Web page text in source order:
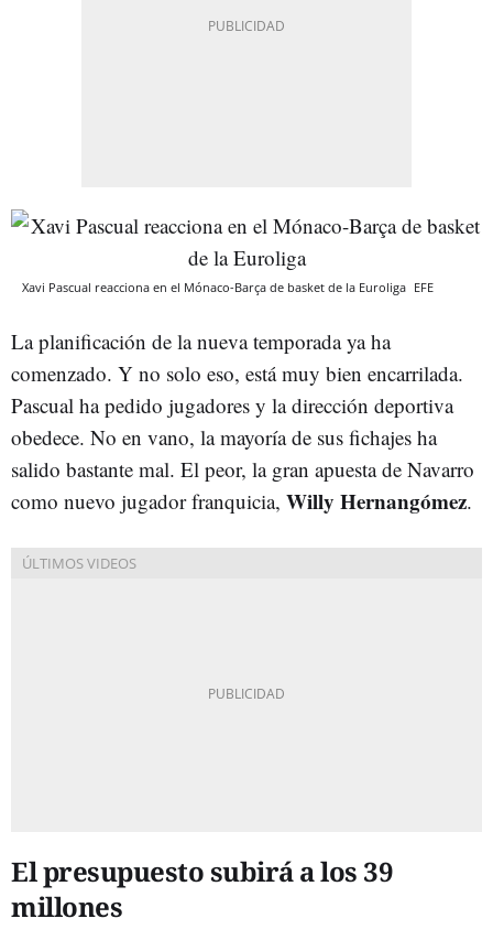
Xavi Pascual reacciona en el Mónaco-Barça de basket de la Euroliga EFE
La planificación de la nueva temporada ya ha
comenzado. Y no solo eso, está muy bien encarrilada.
Pascual ha pedido jugadores y la dirección deportiva
obedece. No en vano, la mayoría de sus fichajes ha
salido bastante mal. El peor, la gran apuesta de Navarro
como nuevo jugador franquicia, Willy Hernangómez.
El presupuesto subirá a los 39
millones